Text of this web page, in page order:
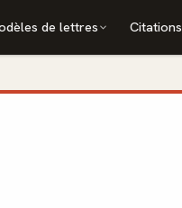
de lettres Citations